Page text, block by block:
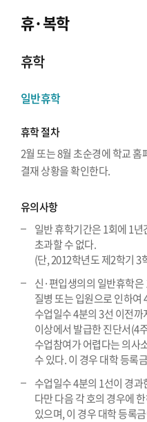
휴·복학
휴학
일반휴학
휴학 절차
2월 또는 8월 초순경에 학교
결재 상황을 확인한다.
유의사항
일반 휴학기간은 1회에 1
초과할 수 없다.
(단, 2012학년도 제2학기 3
신·편입생의의 일반휴학
질병 또는 입원으로 인하여
수업일수 4분의 3선 이전
이상에서 발급한 진단서(4
수업참여가 어렵다는 의사
수 있다. 이 경우 대학 등록
수업일수 4분의 1선이 경
다만 다음 각 호의 경우에
있으며, 이 경우 대학 등록